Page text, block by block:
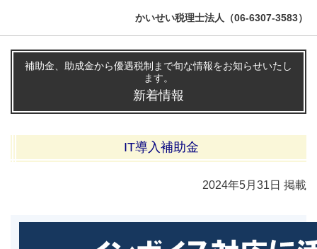
かいせい税理士法人（06-6307-3583）
補助金、助成金から優遇税制まで旬な情報をお知らせいたし
ます。
新着情報
IT導入補助金
2024年5月31 日 掲載